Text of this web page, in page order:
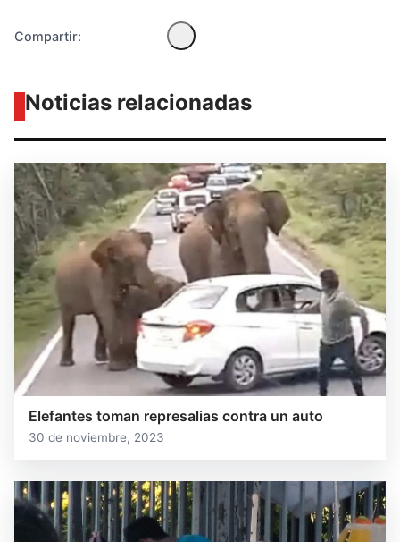
Compartir:
Noticias relacionadas
Elefantes toman represalias contra un auto
30 de noviembre, 2023